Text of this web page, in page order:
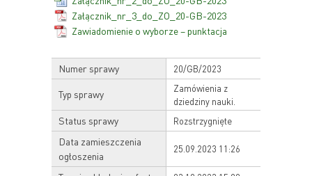
Załącznik_nr_3_do_ZO_20-GB-2023
Zawiadomienie o wyborze – punktacja
Numer sprawy 20/GB/2023
Typ sprawy
Zamówienia z
dziedziny nauki.
Status sprawy Rozstrzygnięte
Data zamieszczenia
ogłoszenia
25.09.2023 11:26